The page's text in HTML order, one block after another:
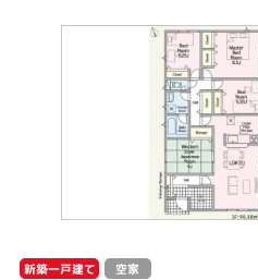
新築一戸建て 空家